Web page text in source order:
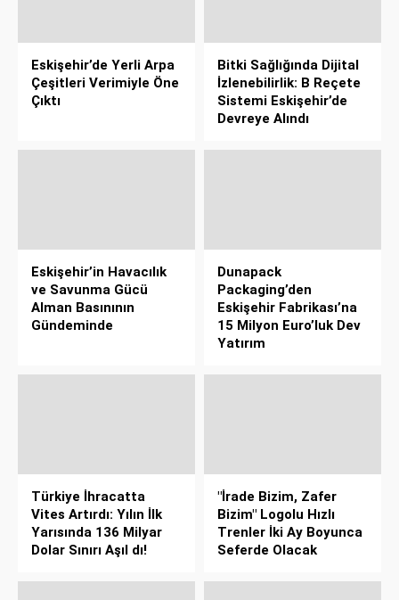
Eskişehir’de Yerli Arpa
Çeşitleri Verimiyle Öne
Çıktı
Bitki Sağlığında Dijital
İzlenebilirlik: B Reçete
Sistemi Eskişehir’de
Devreye Alındı
Eskişehir’in Havacılık
ve Savunma Gücü
Alman Basınının
Gündeminde
Dunapack
Packaging’den
Eskişehir Fabrikası’na
15 Milyon Euro’luk Dev
Yatırım
Türkiye İhracatta
Vites Artırdı: Yılın İlk
Yarısında 136 Milyar
Dolar Sınırı Aşıl dı!
"İrade Bizim, Zafer
Bizim" Logolu Hızlı
Trenler İki Ay Boyunca
Seferde Olacak